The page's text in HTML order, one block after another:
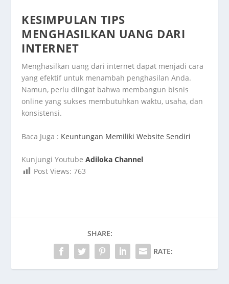
KESIMPULAN TIPS
MENGHASILKAN UANG DARI
INTERNET
Menghasilkan uang dari internet dapat menjadi cara
yang efektif untuk menambah penghasilan Anda.
Namun, perlu diingat bahwa membangun bisnis
online yang sukses membutuhkan waktu, usaha, dan
konsistensi.
Baca Juga : Keuntungan Memiliki Website Sendiri
Kunjungi YoutubeAdiloka Channel
Post Views: 763
SHARE:
RATE: